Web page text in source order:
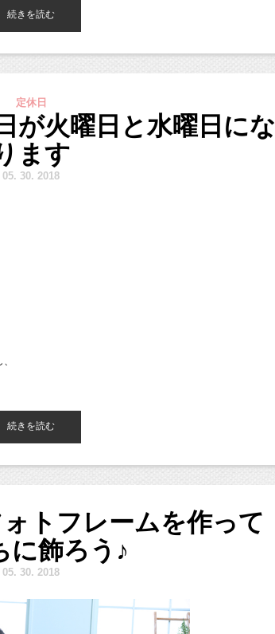
」の日でした（＾△＾）b
開催のご案内もあるかも！？
さいね〜♡
をご紹介♪
小池加奈です！
す！
続きを読む
定休日
が火曜日と水曜日にな
ます
5. 30. 2018
続きを読む
トフレームを作って
に飾ろう♪
5. 30. 2018